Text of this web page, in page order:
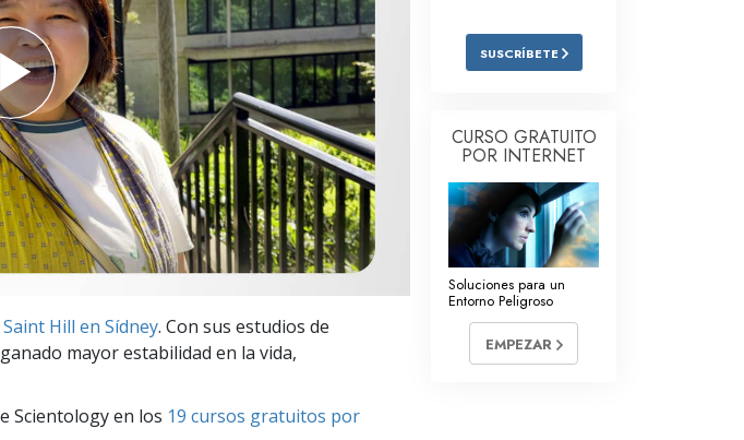
Respuestas a las Drogas
Los Niños
Herramientas para el Entorno Laboral
La Ética y las
Condiciones
La Causa de la Supresión
Investigaciones
Los Fundamentos de la Organización
Los Fundamentos de las Relaciones
Hill en Sídney. Con sus estudios de
mayor estabilidad en la vida,
Scientology en los 19 cursos gratuitos por
SUSCRÍBETE
CURSO GRATUITO
POR INTERNET
Soluciones para un
Entorno Peligroso
EMPEZAR